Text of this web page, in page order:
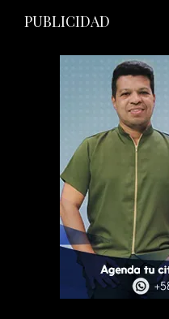
PUBLICIDAD